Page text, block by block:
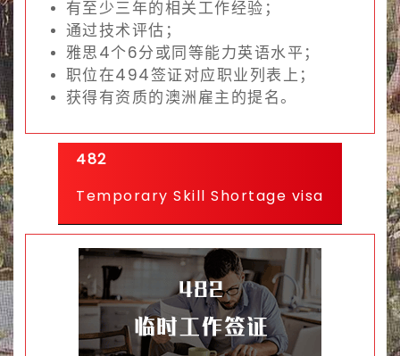
有至少三年的相关工作经验；
通过技术评估；
雅思4个6分或同等能力英语水平；
职位在494签证对应职业列表上；
获得有资质的澳洲雇主的提名。
482
Temporary Skill Shortage visa